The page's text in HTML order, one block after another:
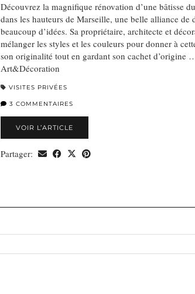
Découvrez la magnifique rénovation d’une bâtisse
dans les hauteurs de Marseille, une belle alliance de
beaucoup d’idées. Sa propriétaire, architecte et
mélanger les styles et les couleurs pour donner à
son originalité tout en gardant son cachet d’origine
Art&Décoration
VISITES PRIVÉES
3 COMMENTAIRES
VOIR L’ARTICLE
Partager: